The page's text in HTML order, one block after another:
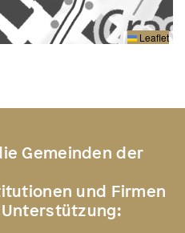
Leaflet
Gemeinden der
und Firmen